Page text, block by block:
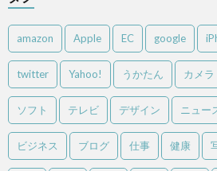
amazon Apple EC google
twitter Yahoo! うかたん カメラ
ソフト テレビ デザイン ニュー
ビジネス ブログ 仕事 健康